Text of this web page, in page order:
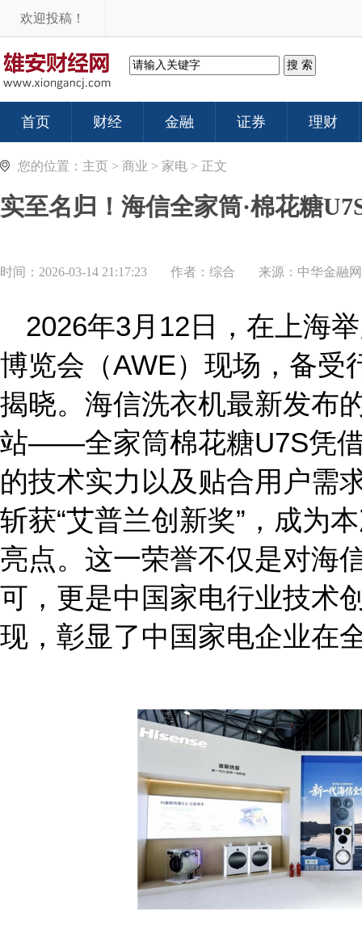
欢迎投稿！
首页 财经 金融 证券 理财
您的位置： 主页 > 商业 > 家电 > 正文
实至名归！海信全家筒·棉花糖
时间：2026-03-14 21:17:23 作者：综合 来源： 中华金融网
2026年3月12日，在上海
博览会（AWE）现场，备受
揭晓。海信洗衣机最新发布
站——全家筒棉花糖U7S凭
的技术实力以及贴合用户需
斩获“艾普兰创新奖”，成为
亮点。这一荣誉不仅是对海
可，更是中国家电行业技术
现，彰显了中国家电企业在